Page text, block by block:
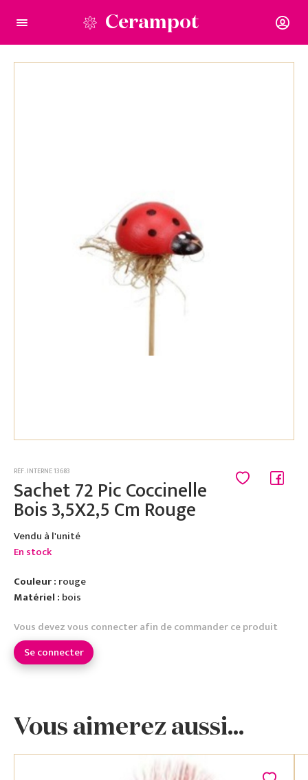
Cerampot
RÉF. INTERNE 13683
Sachet 72 Pic Coccinelle
Bois 3,5X2,5 Cm Rouge
Vendu à l'unité
En stock
Couleur : rouge
Matériel : bois
Vous devez vous connecter afin de commander ce produit
Se connecter
Vous aimerez aussi...